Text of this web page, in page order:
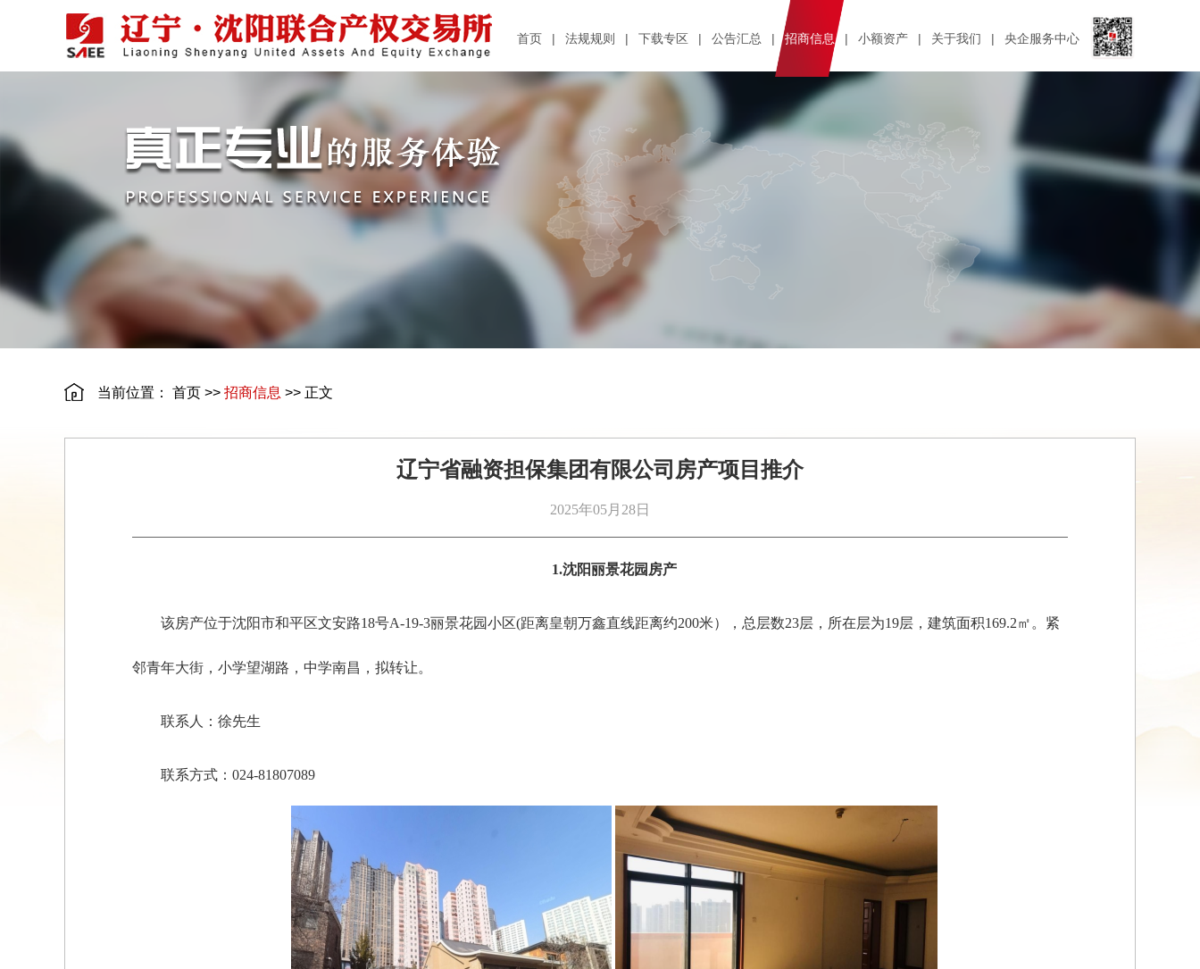
首页 | 法规规则 | 下载专区 | 公告汇总 | 招商信息 | 小额资产 | 关于我们 | 央企服务中心
当前位置： 首页 >> 招商信息 >> 正文
辽宁省融资担保集团有限公司房产项目推介
2025年05月28日
1.沈阳丽景花园房产
该房产位于沈阳市和平区文安路18号A-19-3丽景花园小区(距离皇朝万鑫直线距离约200米），总层数23层，所在层为19层，建筑面积169.2㎡。紧
邻青年大街，小学望湖路，中学南昌，拟转让。
联系人：徐先生
联系方式：024-81807089